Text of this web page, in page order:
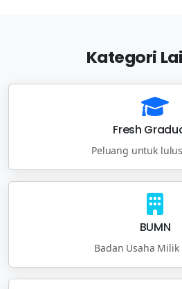
Kategori
Fresh
Peluang untuk
BUMN
Badan Usaha